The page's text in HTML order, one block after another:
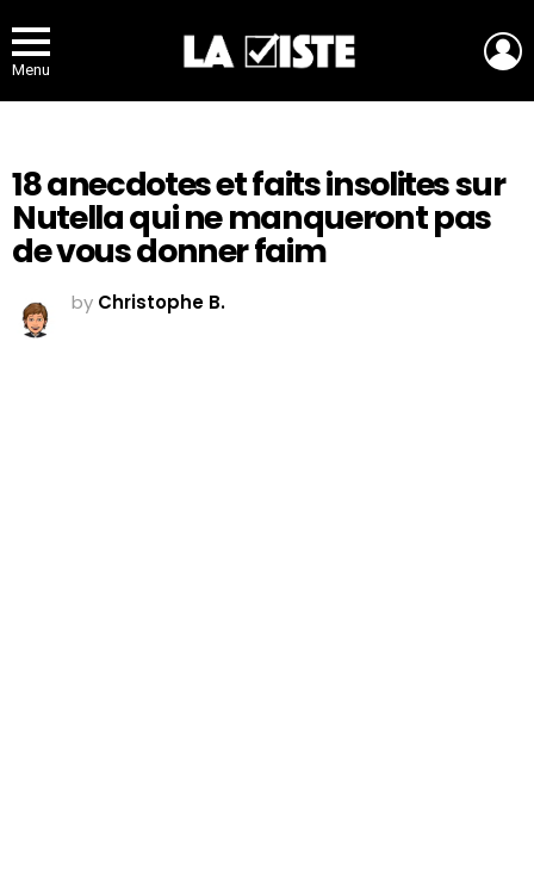
Menu
18 anecdotes et faits insolites sur
Nutella qui ne manqueront pas
de vous donner faim
by Christophe B.